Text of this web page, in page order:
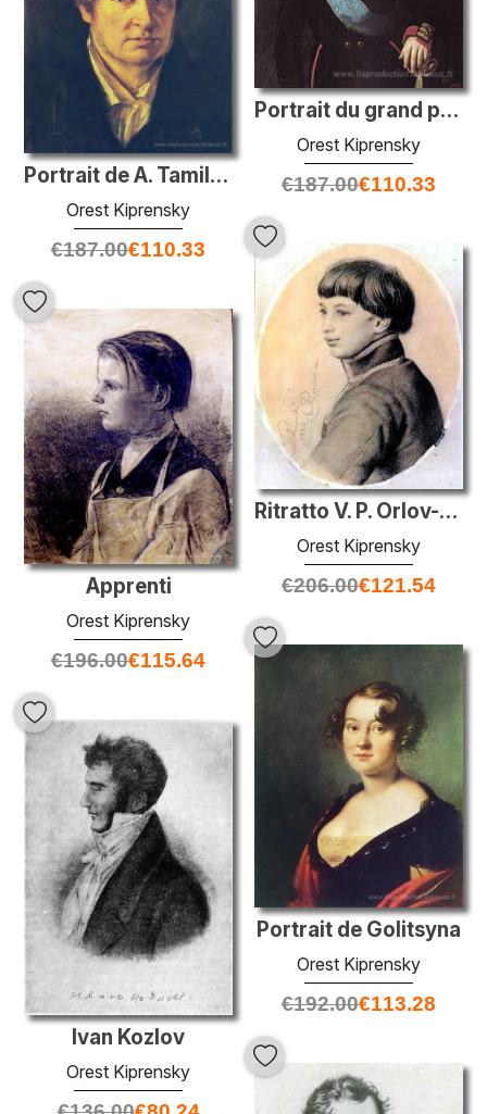
Portrait du grand prince Nikolay Pavlovich
Orest Kiprensky
€187.00€110.33
Portrait de A. Tamilov
Orest Kiprensky
€187.00€110.33
Ritratto V. P. Orlov-Davydov
Orest Kiprensky
€206.00€121.54
Apprenti
Orest Kiprensky
€196.00€115.64
Portrait de Golitsyna
Orest Kiprensky
€192.00€113.28
Ivan Kozlov
Orest Kiprensky